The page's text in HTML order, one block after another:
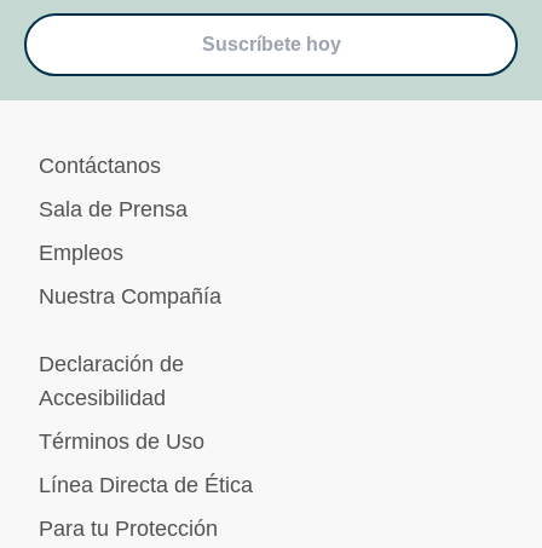
Suscríbete hoy
Contáctanos
Sala de Prensa
Empleos
Nuestra Compañía
Declaración de
Accesibilidad
Términos de Uso
Línea Directa de Ética
Para tu Protección